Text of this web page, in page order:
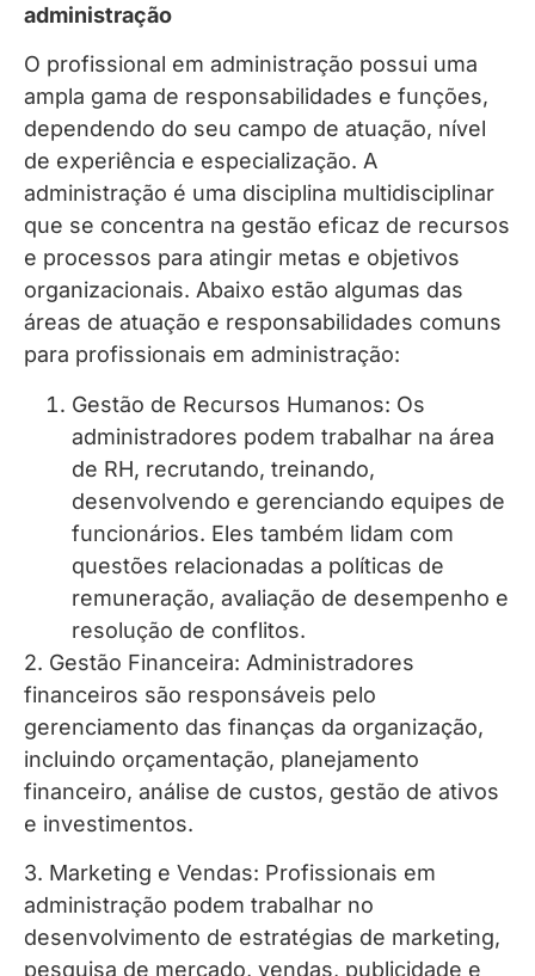
administração
O profissional em administração possui uma
ampla gama de responsabilidades e funções,
dependendo do seu campo de atuação, nível
de experiência e especialização. A
administração é uma disciplina multidisciplinar
que se concentra na gestão eficaz de recursos
e processos para atingir metas e objetivos
organizacionais. Abaixo estão algumas das
áreas de atuação e responsabilidades comuns
para profissionais em administração:
Gestão de Recursos Humanos: Os
administradores podem trabalhar na área
de RH, recrutando, treinando,
desenvolvendo e gerenciando equipes de
funcionários. Eles também lidam com
questões relacionadas a políticas de
remuneração, avaliação de desempenho e
resolução de conflitos.
2. Gestão Financeira: Administradores
financeiros são responsáveis pelo
gerenciamento das finanças da organização,
incluindo orçamentação, planejamento
financeiro, análise de custos, gestão de ativos
e investimentos.
3. Marketing e Vendas: Profissionais em
administração podem trabalhar no
desenvolvimento de estratégias de marketing,
pesquisa de mercado, vendas, publicidade e